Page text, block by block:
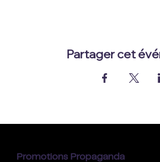
Partager cet
Promotions Propaganda